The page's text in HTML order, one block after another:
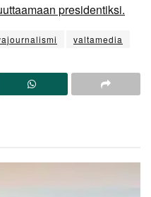
presidentiksi.
valtamedia